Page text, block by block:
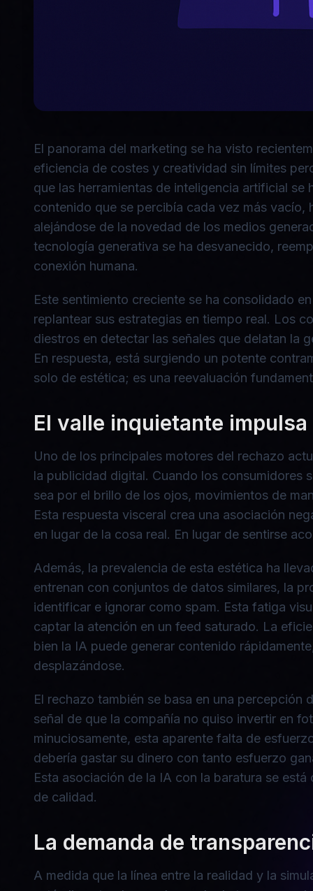
El panorama del marketing se ha visto
eficiencia de costes y creatividad sin límites
que las herramientas de inteligencia artificial
contenido que se percibía cada vez más
alejándose de la novedad de los medios
tecnología generativa se ha desvanecido,
conexión humana.
Este sentimiento creciente se ha consolidado
replantear sus estrategias en tiempo real. Los
diestros en detectar las señales que delatan la
En respuesta, está surgiendo un potente
solo de estética; es una reevaluación
El valle inquietante
Uno de los principales motores del rechazo
la publicidad digital. Cuando los consumidores
sea por el brillo de los ojos, movimientos de
Esta respuesta visceral crea una asociación
en lugar de la cosa real. En lugar de sentirse
Además, la prevalencia de esta estética ha
entrenan con conjuntos de datos similares, la
identificar e ignorar como spam. Esta fatiga
captar la atención en un feed saturado. La
bien la IA puede generar contenido
desplazándose.
El rechazo también se basa en una percepción
señal de que la compañía no quiso invertir en
minuciosamente, esta aparente falta de
debería gastar su dinero con tanto esfuerzo
Esta asociación de la IA con la baratura se
de calidad.
La demanda de
A medida que la línea entre la realidad y la